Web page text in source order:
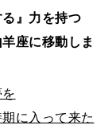
』力を持つ
座に移動しま
に入って来た